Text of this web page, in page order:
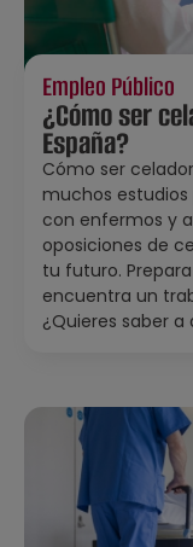
Empleo Público
¿Cómo ser
España?
Cómo ser
muchos
con enfermos y
oposiciones de
tu futuro.
encuentra un
¿Quieres saber